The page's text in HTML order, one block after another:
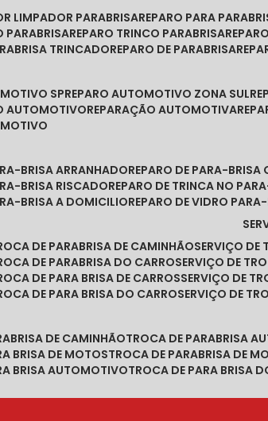
LIMPADOR PARABRISA REPARO PARA
PARABRISA REPARO TRINCO PARABRISA
TRINCADO REPARO DE PARABRISA
SP REPARO AUTOMOTIVO ZONA SUL
AUTOMOTIVO REPARAÇÃO AUTOMOTIVA
BRISA ARRANHADO REPARO DE PARA-
BRISA RISCADO REPARO DE TRINCA NO
BRISA A DOMICILIO REPARO DE VIDRO
DE PARABRISA DE CAMINHÃO SERVIÇO
DE PARABRISA DO CARRO SERVIÇO DE
DE PARA BRISA DE CARROS SERVIÇO DE
DE PARA BRISA DO CARRO SERVIÇO DE
DE CAMINHÃO TROCA DE PARABRISA
BRISA DE MOTOS TROCA DE PARABRISA DE
BRISA AUTOMOTIVO TROCA DE PARA BRISA